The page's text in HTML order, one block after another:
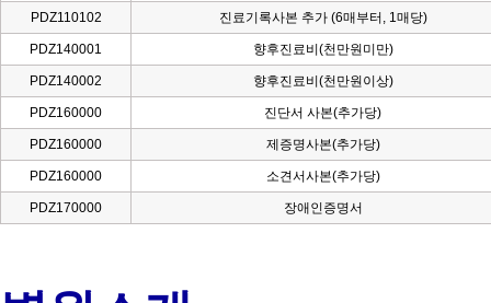
PDZ110102 진료기록사본 추가 (6매부터, 1매당)
PDZ140001 향후진료비(천만원미만)
PDZ140002 향후진료비(천만원이상)
PDZ160000 진단서 사본(추가당)
PDZ160000 제증명사본(추가당)
PDZ160000 소견서사본(추가당)
PDZ170000 장애인증명서